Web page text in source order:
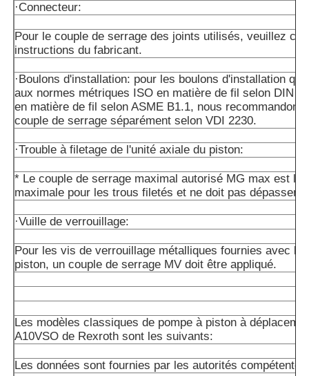
·Connecteur:
Pour le couple de serrage des joints utilisés, veuillez
instructions du fabricant.
·Boulons d'installation: pour les boulons d'installation
aux normes métriques ISO en matière de fil selon DIN
en matière de fil selon ASME B1.1, nous
couple de serrage séparément selon VDI 2230.
·Trouble à filetage de l'unité axiale du piston:
* Le couple de serrage maximal autorisé MG max est la
maximale pour les trous filetés et ne doit pas dépasser
·Vuille de verrouillage:
Pour les vis de verrouillage métalliques fournies avec
piston, un couple de serrage MV doit être appliqué.
Les modèles classiques de pompe à piston à
A10VSO de Rexroth sont les suivants:
Les données sont fournies par les autorités